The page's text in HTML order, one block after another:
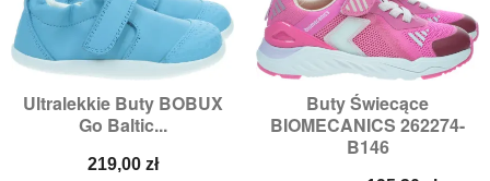
Ultralekkie Buty BOBUX
Go Baltic...
Cena
219,00 zł
Buty Świecące
BIOMECANICS 262274-
B146